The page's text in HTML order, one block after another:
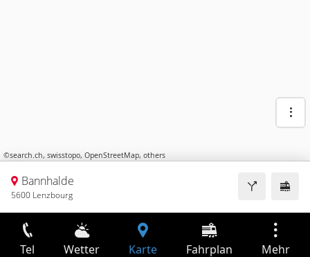
©search.ch, swisstopo, OpenStreetMap, others
Bannhalde
5600 Lenzbourg
Tel Wetter Karte Fahrplan Mehr